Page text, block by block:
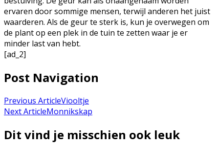
ervaren door sommige mensen, terwijl anderen het juist
waarderen. Als de geur te sterk is, kun je overwegen om
de plant op een plek in de tuin te zetten waar je er
minder last van hebt.
[ad_2]
Post Navigation
Previous ArticleViooltje
Next ArticleMonnikskap
Dit vind je misschien ook leuk